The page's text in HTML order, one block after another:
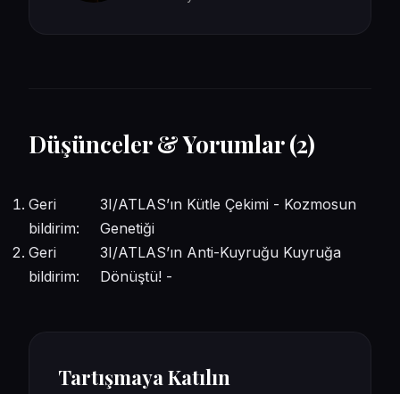
Düşünceler & Yorumlar (2)
Geri
bildirim:
3I/ATLAS’ın Kütle Çekimi - Kozmosun
Genetiği
Geri
bildirim:
3I/ATLAS’ın Anti-Kuyruğu Kuyruğa
Dönüştü! -
Tartışmaya Katılın